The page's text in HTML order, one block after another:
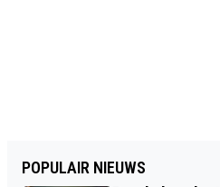
POPULAIR NIEUWS